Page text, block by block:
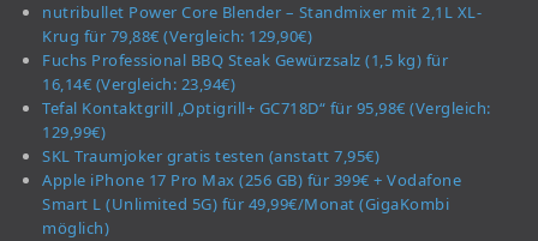
nutribullet Power Core Blender – Standmixer mit 2,1L XL-
Krug für 79,88€ (Vergleich: 129,90€)
Fuchs Professional BBQ Steak Gewürzsalz (1,5 kg) für
16,14€ (Vergleich: 23,94€)
Tefal Kontaktgrill „Optigrill+ GC718D“ für 95,98€ (Vergleich:
129,99€)
SKL Traumjoker gratis testen (anstatt 7,95€)
Apple iPhone 17 Pro Max (256 GB) für 399€ + Vodafone
Smart L (Unlimited 5G) für 49,99€/Monat (GigaKombi
möglich)